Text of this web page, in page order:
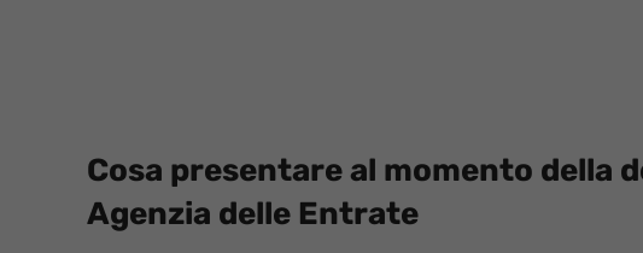
Cosa presentare al momento della
Agenzia delle Entrate